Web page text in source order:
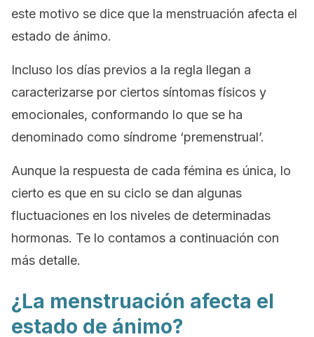
este motivo se dice que la menstruación afecta el
estado de ánimo.
Incluso los días previos a la regla llegan a
caracterizarse por ciertos síntomas físicos y
emocionales, conformando lo que se ha
denominado como síndrome ‘premenstrual’.
Aunque la respuesta de cada fémina es única, lo
cierto es que en su ciclo se dan algunas
fluctuaciones en los niveles de determinadas
hormonas. Te lo contamos a continuación con
más detalle.
¿La menstruación afecta el
estado de ánimo?